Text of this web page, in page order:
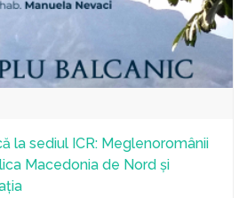
la sediul ICR: Meglenoromânii
Macedonia de Nord și